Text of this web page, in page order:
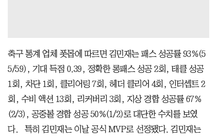
축구 통계 업체 폿몹에 따르면 김민재는 패스 성공률 93%(5
5/59), 기대 득점 0.39, 정확한 롱패스 성공 2회, 태클 성공
1회, 차단 1회, 클리어링 7회, 헤더 클리어 4회, 인터셉트 2
회, 수비 액션 13회, 리커버리 3회, 지상 경합 성공률 67%
(2/3), 공중볼 경합 성공 50%(1/2)로 대단한 수치를 보였
다. 특히 김민재는 이날 공식 MVP로 선정됐다. 김민재는